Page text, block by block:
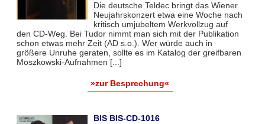
Die deutsche Teldec bringt das Wiener
Neujahrskonzert etwa eine Woche nach
kritisch umjubeltem Werkvollzug auf
den CD-Weg. Bei Tudor nimmt man sich mit der Publikation
schon etwas mehr Zeit (AD s.o.). Wer würde auch in
größere Unruhe geraten, sollte es im Katalog der greifbaren
Moszkowski-Aufnahmen [...]
»zur Besprechung«
BIS BIS-CD-1016